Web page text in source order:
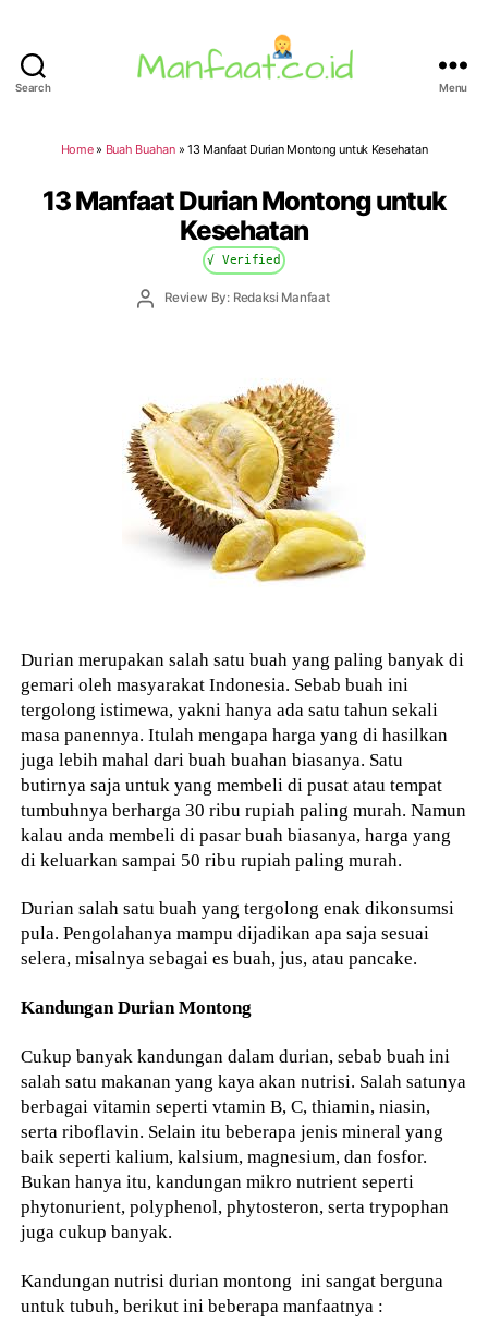
Search Menu
Home» Buah Buahan»13 Manfaat Durian Montong untuk Kesehatan
13 Manfaat Durian Montong untuk
Kesehatan
√ Verified
PostReview By: Redaksi Manfaat
Durian merupakan salah satu buah yang paling banyak di
gemari oleh masyarakat Indonesia. Sebab buah ini
tergolong istimewa, yakni hanya ada satu tahun sekali
masa panennya. Itulah mengapa harga yang di hasilkan
juga lebih mahal dari buah buahan biasanya. Satu
butirnya saja untuk yang membeli di pusat atau tempat
tumbuhnya berharga 30 ribu rupiah paling murah. Namun
kalau anda membeli di pasar buah biasanya, harga yang
di keluarkan sampai 50 ribu rupiah paling murah.
Durian salah satu buah yang tergolong enak dikonsumsi
pula. Pengolahanya mampu dijadikan apa saja sesuai
selera, misalnya sebagai es buah, jus, atau pancake.
Kandungan Durian Montong
Cukup banyak kandungan dalam durian, sebab buah ini
salah satu makanan yang kaya akan nutrisi. Salah satunya
berbagai vitamin seperti vtamin B, C, thiamin, niasin,
serta riboflavin. Selain itu beberapa jenis mineral yang
baik seperti kalium, kalsium, magnesium, dan fosfor.
Bukan hanya itu, kandungan mikro nutrient seperti
phytonurient, polyphenol, phytosteron, serta trypophan
juga cukup banyak.
Kandungan nutrisi durian montong ini sangat berguna
untuk tubuh, berikut ini beberapa manfaatnya :